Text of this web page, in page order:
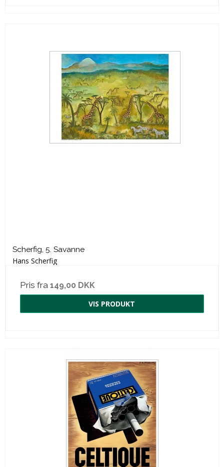
Scherfig, 5. Savanne
Hans Scherfig
Pris fra 149,00 DKK
VIS PRODUKT